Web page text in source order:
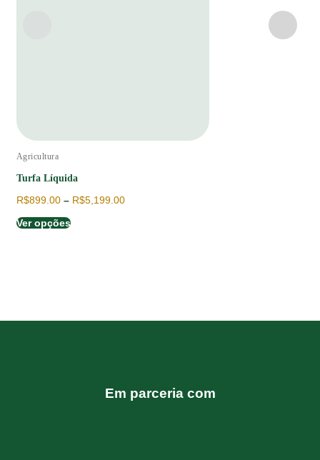
Agricultura
Turfa Líquida
R$899.00 – R$5,199.00
Ver opções
Em parceria com